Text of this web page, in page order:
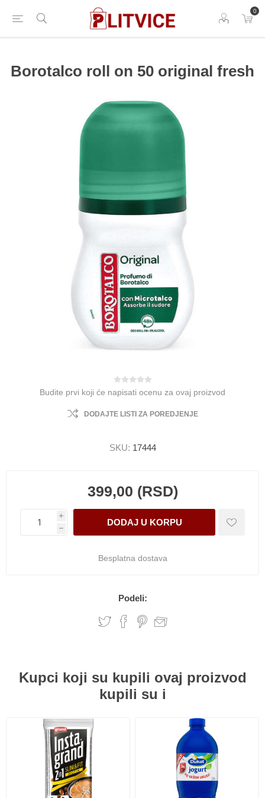
0
Borotalco roll on 50 original fresh
Budite prvi koji će napisati ocenu za ovaj proizvod
DODAJTE LISTI ZA POREDJENJE
SKU: 17444
399,00 (RSD)
i
h
Besplatna dostava
Podeli:
Kupci koji su kupili ovaj proizvod
kupili su i